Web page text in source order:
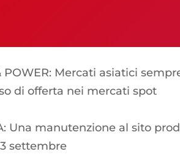
POWER: Mercati asiatici
di offerta nei mercati spot
Una manutenzione al sito
settembre